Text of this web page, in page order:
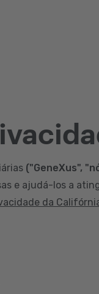
("GeneXus",
e ajudá-los a
da